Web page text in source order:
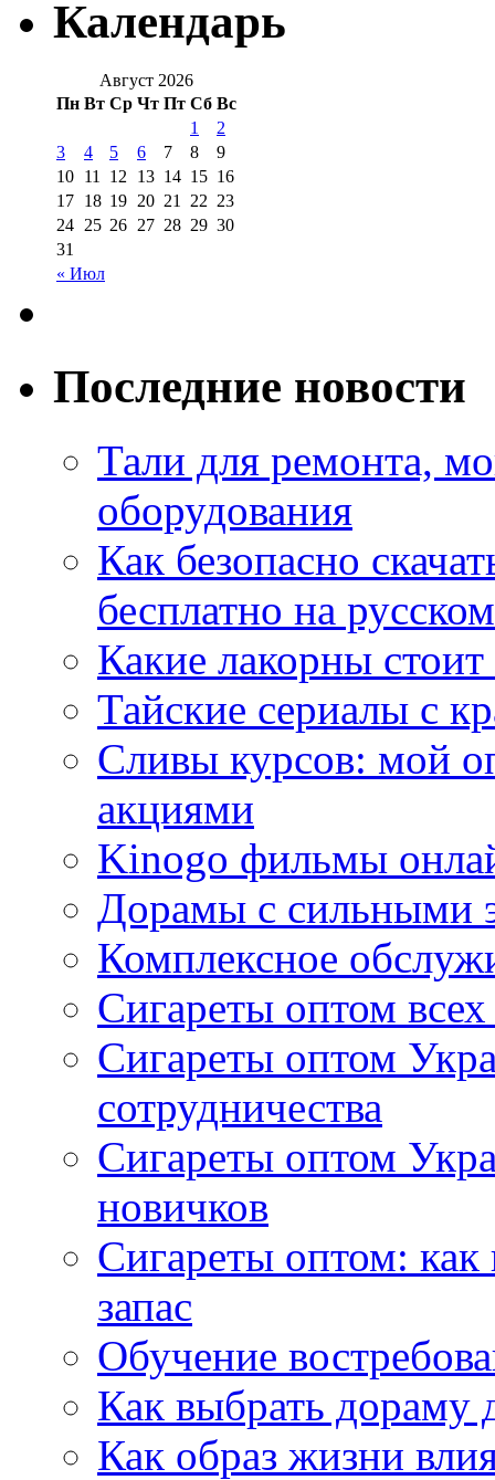
Календарь
Август 2026
Пн Вт Ср Чт Пт Сб Вс
« Июл
1
2
3
4 5 6 7 8
9
10 11 12 13 14 15 16
17 18 19 20 21 22 23
24 25 26 27 28 29 30
31
Последние новости
Тали для ремонта,
оборудования
Как безопасно
бесплатно на
Какие лакорны
Тайские сериалы с
Сливы курсов: мой
акциями
Kinogo фильмы
Дорамы с сильными
Комплексное
Сигареты оптом
Сигареты оптом
сотрудничества
Сигареты оптом
новичков
Сигареты оптом:
запас
Обучение
Как выбрать дораму
Как образ жизни